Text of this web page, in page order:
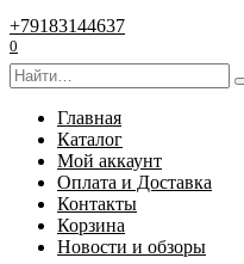
+79183144637
0
Search
for:
Главная
Каталог
Мой аккаунт
Оплата и Доставка
Контакты
Корзина
Новости и обзоры